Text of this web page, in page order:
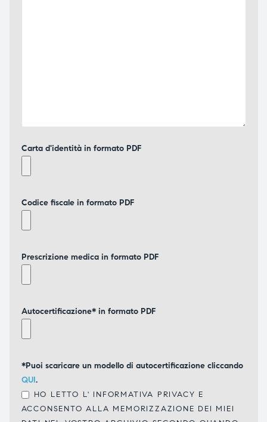
Carta d'identità in formato PDF
Codice fiscale in formato PDF
Prescrizione medica in formato PDF
Autocertificazione* in formato PDF
*Puoi scaricare un modello di autocertificazione cliccando
QUI.
HO LETTO L' INFORMATIVA PRIVACY E
ACCONSENTO ALLA MEMORIZZAZIONE DEI MIEI